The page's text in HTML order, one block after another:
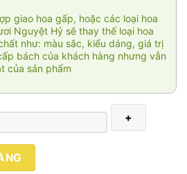
giao hoa gấp, hoặc các loại hoa
Nguyệt Hỷ sẽ thay thế loại hoa
như: màu sắc, kiểu dáng, giá trị
bách của khách hàng nhưng vẫn
của sản phẩm